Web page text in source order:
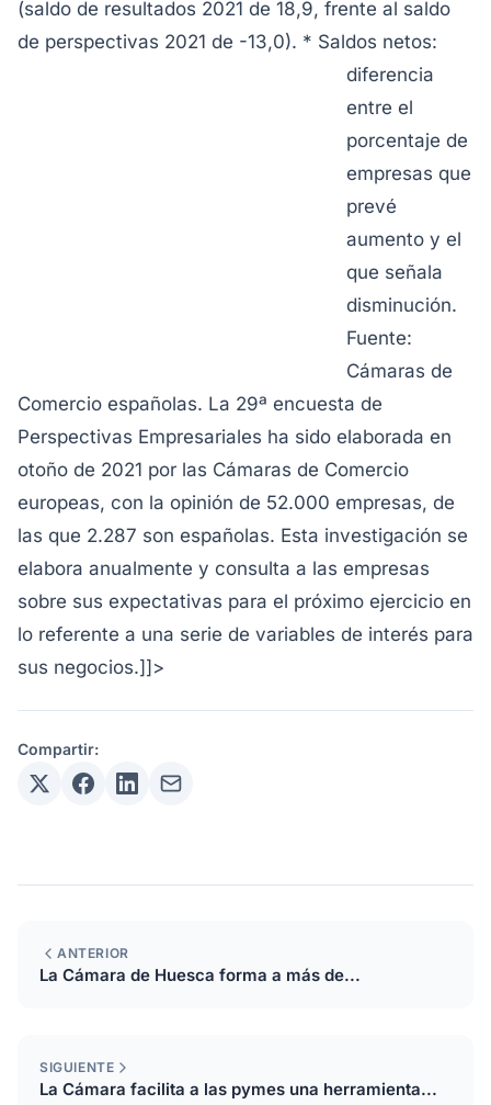
(saldo de resultados 2021 de 18,9, frente al saldo
de perspectivas 2021 de -13,0). * Saldos netos:
diferencia
entre el
porcentaje de
empresas que
prevé
aumento y el
que señala
disminución.
Fuente:
Cámaras de
Comercio españolas. La 29ª encuesta de
Perspectivas Empresariales ha sido elaborada en
otoño de 2021 por las Cámaras de Comercio
europeas, con la opinión de 52.000 empresas, de
las que 2.287 son españolas. Esta investigación se
elabora anualmente y consulta a las empresas
sobre sus expectativas para el próximo ejercicio en
lo referente a una serie de variables de interés para
sus negocios.]]>
Compartir:
ANTERIOR
La Cámara de Huesca forma a más de...
SIGUIENTE
La Cámara facilita a las pymes una herramienta...